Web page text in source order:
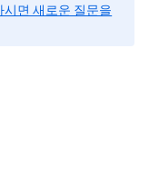
면 새로운 질문을